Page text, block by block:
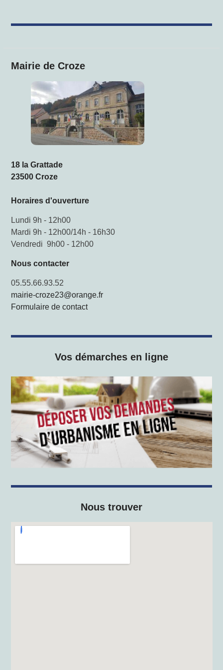
Mairie de Croze
18 la Grattade
23500 Croze
Horaires d'ouverture
Lundi 9h - 12h00
Mardi 9h - 12h00/14h - 16h30
Vendredi 9h00 - 12h00
Nous contacter
05.55.66.93.52
mairie-croze23@orange.fr
Formulaire de contact
Vos démarches en ligne
Nous trouver